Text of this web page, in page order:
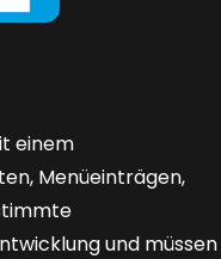
einem
Menüeinträgen,
und müssen